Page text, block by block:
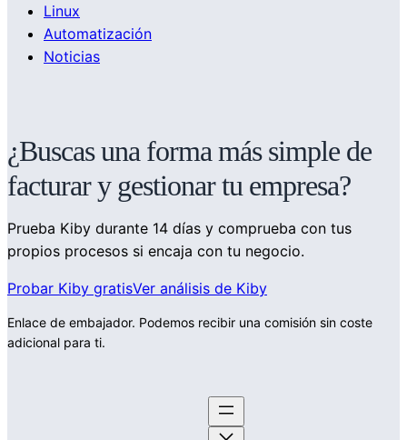
Linux
Automatización
Noticias
¿Buscas una forma más simple de
facturar y gestionar tu empresa?
Prueba Kiby durante 14 días y comprueba con tus
propios procesos si encaja con tu negocio.
Probar Kiby gratisVer análisis de Kiby
Enlace de embajador. Podemos recibir una comisión sin coste
adicional para ti.